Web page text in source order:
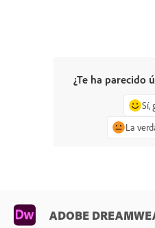
¿Te ha parecido
Sí,
La
ADOBE